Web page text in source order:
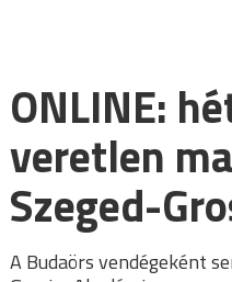
ONLINE:
veretlen
Szeged-
A Budaörs vendégeként